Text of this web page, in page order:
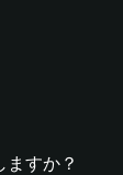
ますか？